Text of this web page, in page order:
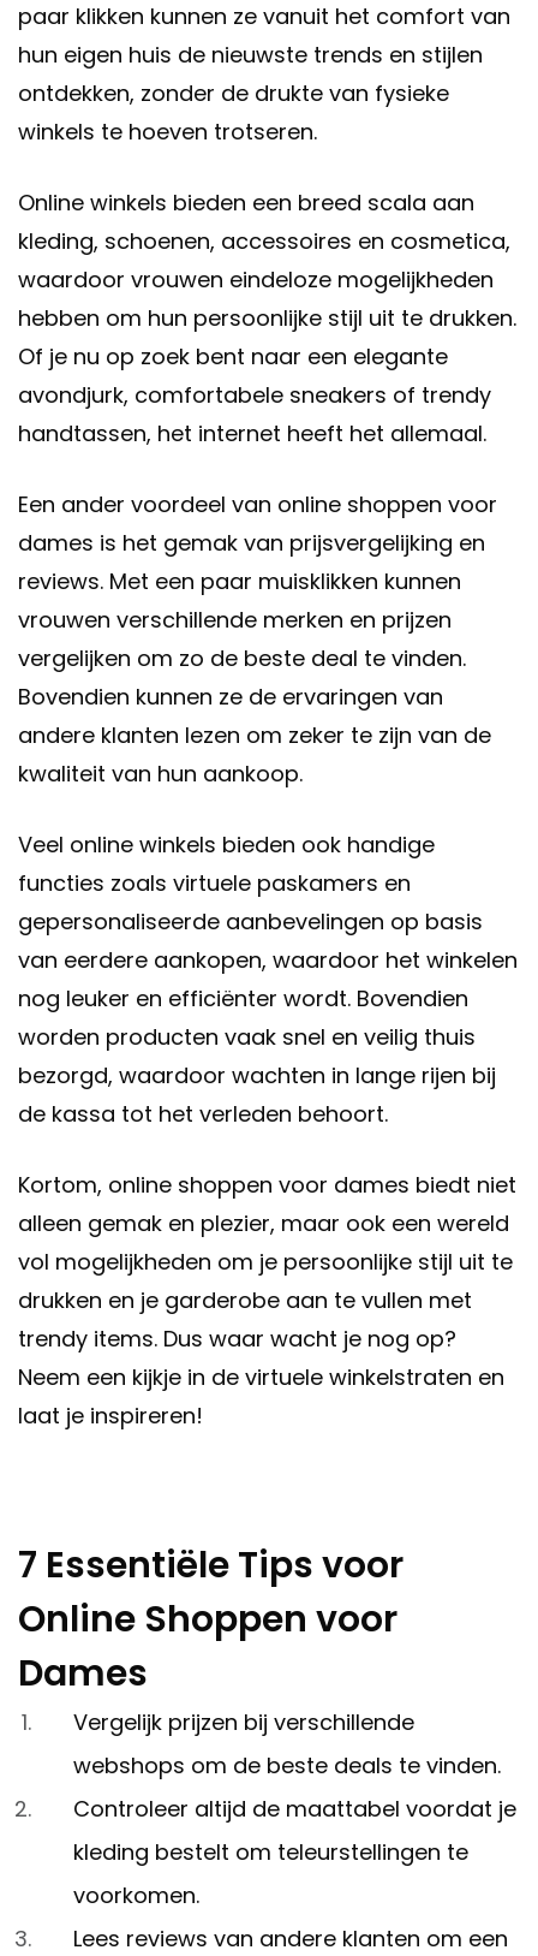
paar klikken kunnen ze vanuit het comfort van
hun eigen huis de nieuwste trends en stijlen
ontdekken, zonder de drukte van fysieke
winkels te hoeven trotseren.
Online winkels bieden een breed scala aan
kleding, schoenen, accessoires en cosmetica,
waardoor vrouwen eindeloze mogelijkheden
hebben om hun persoonlijke stijl uit te drukken.
Of je nu op zoek bent naar een elegante
avondjurk, comfortabele sneakers of trendy
handtassen, het internet heeft het allemaal.
Een ander voordeel van online shoppen voor
dames is het gemak van prijsvergelijking en
reviews. Met een paar muisklikken kunnen
vrouwen verschillende merken en prijzen
vergelijken om zo de beste deal te vinden.
Bovendien kunnen ze de ervaringen van
andere klanten lezen om zeker te zijn van de
kwaliteit van hun aankoop.
Veel online winkels bieden ook handige
functies zoals virtuele paskamers en
gepersonaliseerde aanbevelingen op basis
van eerdere aankopen, waardoor het winkelen
nog leuker en efficiënter wordt. Bovendien
worden producten vaak snel en veilig thuis
bezorgd, waardoor wachten in lange rijen bij
de kassa tot het verleden behoort.
Kortom, online shoppen voor dames biedt niet
alleen gemak en plezier, maar ook een wereld
vol mogelijkheden om je persoonlijke stijl uit te
drukken en je garderobe aan te vullen met
trendy items. Dus waar wacht je nog op?
Neem een kijkje in de virtuele winkelstraten en
laat je inspireren!
7 Essentiële Tips voor
Online Shoppen voor
Dames
Vergelijk prijzen bij verschillende
webshops om de beste deals te vinden.
Controleer altijd de maattabel voordat je
kleding bestelt om teleurstellingen te
voorkomen.
Lees reviews van andere klanten om een